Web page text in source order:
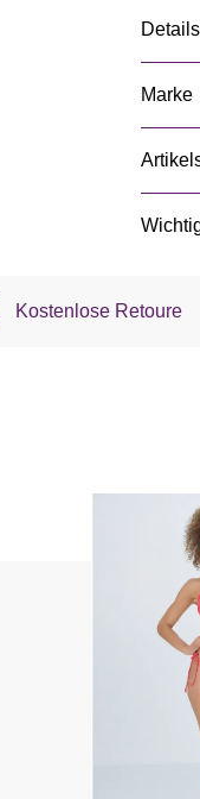
Details
Marke
Kostenlose Retoure